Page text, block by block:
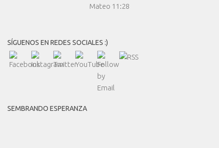
Mateo 11:28
SÍGUENOS EN REDES SOCIALES :)
SEMBRANDO ESPERANZA